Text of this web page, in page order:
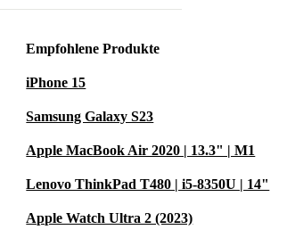
seiner
Empfohlene Produkte
iPhone 15
Samsung Galaxy S23
Apple MacBook Air 2020 | 13.3" | M1
Lenovo ThinkPad T480 | i5-8350U | 14"
Apple Watch Ultra 2 (2023)